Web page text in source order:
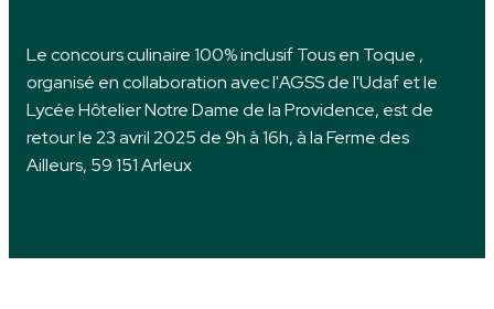
Le concours culinaire 100% inclusif Tous en Toque ,
organisé en collaboration avec l'AGSS de l'Udaf et le
Lycée Hôtelier Notre Dame de la Providence, est de
retour le 23 avril 2025 de 9h à 16h, à la Ferme des
Ailleurs, 59 151 Arleux